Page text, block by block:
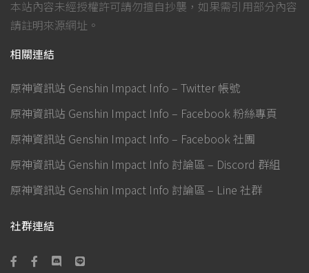
本站內容未經授權許可請勿擅自抄襲，如果需引用部分內容
請註明來源網址。
相關連結
原神資訊站 Genshin Impact Info – Twitter 帳號
原神資訊站 Genshin Impact Info – Facebook 粉絲專頁
原神資訊站 Genshin Impact Info – Facebook 社團
原神資訊站 Genshin Impact Info 討論區 – Discord 群組
原神資訊站 Genshin Impact Info 討論區 – Line 社群
社群連結